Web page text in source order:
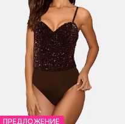
ПРЕДЛОЖЕНИЕ